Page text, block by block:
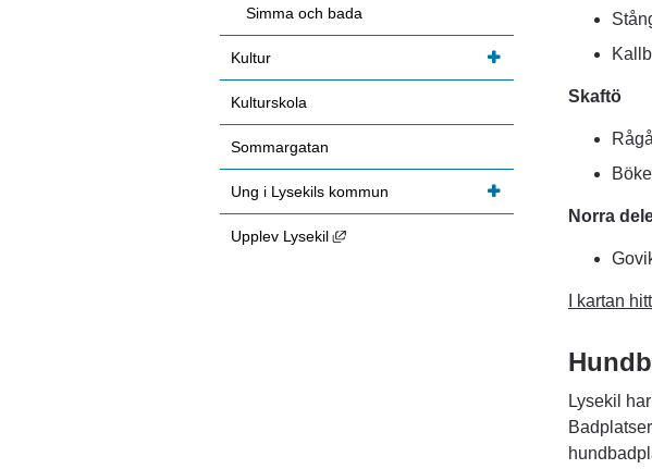
Skaftö
Norra
I kartan
Lysekil
Simma och bada
Kultur
Kulturskola
Sommargatan
Ung i Lysekils kommun
Upplev Lysekil Länk till annan webbplats, öppnas i nytt